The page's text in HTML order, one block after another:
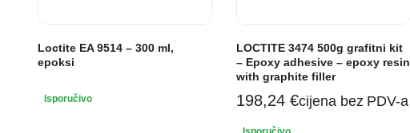
Loctite EA 9514 – 300 ml,
epoksi
Isporučivo
LOCTITE 3474 500g grafitni kit
– Epoxy adhesive – epoxy resin
with graphite filler
198,24 €cijena bez PDV-a